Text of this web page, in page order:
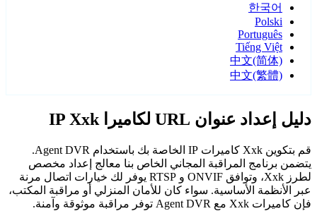
한국어
Polski
Português
Tiếng Việt
中文(简体)
中文(繁體)
دليل إعداد عنوان URL لكاميرا IP Xxk
قم بتكوين Xxk كاميرات IP الخاصة بك باستخدام Agent DVR.
يتضمن برنامج المراقبة المجاني الخاص بنا معالج إعداد مخصص
لطرز Xxk، وتوافق ONVIF و RTSP يوفر لك خيارات اتصال مرنة
عبر الأنظمة الأساسية. سواء كان للأمان المنزلي أو مراقبة المكتب،
فإن كاميرات Xxk مع Agent DVR توفر مراقبة موثوقة وآمنة.